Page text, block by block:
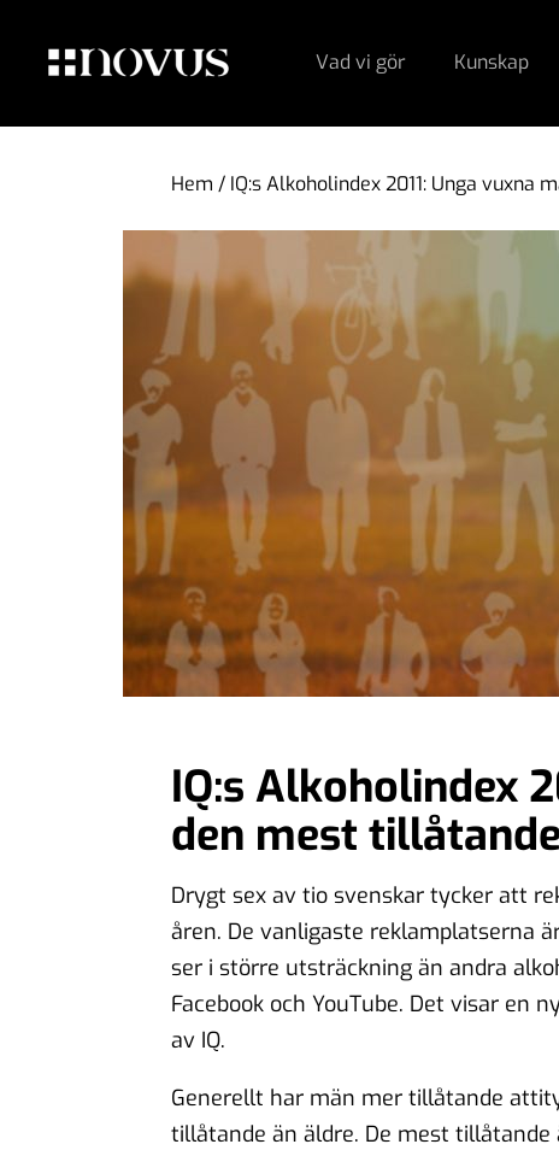
Vad vi gör Kunskap
Hem / IQ:s Alkoholindex 2011: Unga
IQ:s Alkoholindex
den mest
Drygt sex av tio svenskar tycker att
åren. De vanligaste reklamplatserna
ser i större utsträckning än andra
Facebook och YouTube. Det visar en
av IQ.
Generellt har män mer tillåtande
tillåtande än äldre. De mest